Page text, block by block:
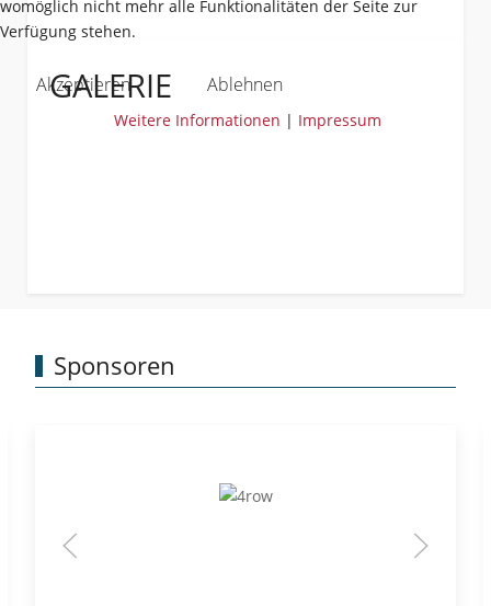
GALERIE
Sponsoren
womöglich nicht mehr alle Funktionalitäten der Seite zur
Verfügung stehen.
Akzeptieren Ablehnen
Weitere Informationen | Impressum